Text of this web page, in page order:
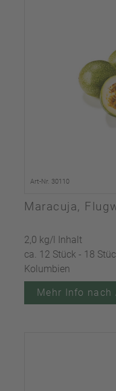
Art-Nr. 30110
Maracuja,
2,0 kg/l Inhalt
ca. 12 Stück - 18
Kolumbien
Mehr Info nach